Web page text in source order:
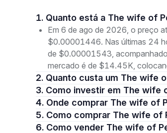
1. Quanto está a The wife of
Em 6 de ago de 2026, o preço
$0.00001446. Nas últimas 24
de $0.00001543,
mercado é de $14.45K,
2. Quanto custa um The wife
3. Como investir em The
4. Onde comprar The wife of
5. Como comprar The wife
6. Como vender The wife of